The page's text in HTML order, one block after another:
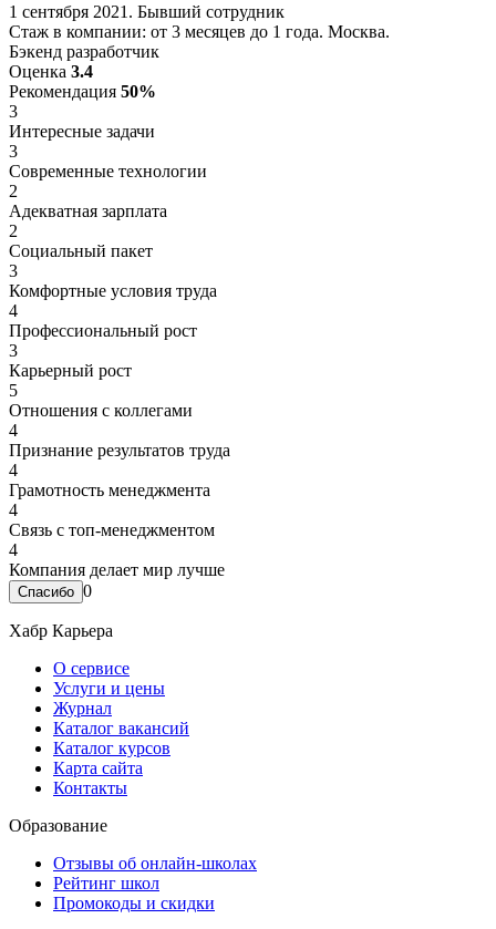
1 сентября 2021. Бывший сотрудник
Стаж в компании: от 3 месяцев до 1 года. Москва.
Бэкенд разработчик
Оценка 3.4
Рекомендация 50%
3
Интересные задачи
3
Современные технологии
2
Адекватная зарплата
2
Социальный пакет
3
Комфортные условия труда
4
Профессиональный рост
3
Карьерный рост
5
Отношения с коллегами
4
Признание результатов труда
4
Грамотность менеджмента
4
Связь с топ-менеджментом
4
Компания делает мир лучше
0
Хабр Карьера
О сервисе
Услуги и цены
Журнал
Каталог вакансий
Каталог курсов
Карта сайта
Контакты
Образование
Отзывы об онлайн-школах
Рейтинг школ
Промокоды и скидки